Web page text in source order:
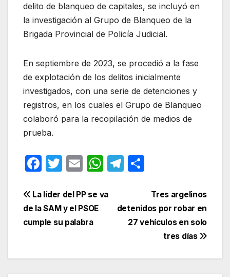
delito de blanqueo de capitales, se incluyó en
la investigación al Grupo de Blanqueo de la
Brigada Provincial de Policía Judicial.
En septiembre de 2023, se procedió a la fase
de explotación de los delitos inicialmente
investigados, con una serie de detenciones y
registros, en los cuales el Grupo de Blanqueo
colaboró para la recopilación de medios de
prueba.
F
c
e
b
o
T
itt
er
E
ail
W
at
p
T
gr
a
m
p
ar
Navegación
de
Tres argelinos
detenidos por robar en
27 vehículos en solo
tres días
La líder del PP se va
de la SAM y el PSOE
cumple su palabra